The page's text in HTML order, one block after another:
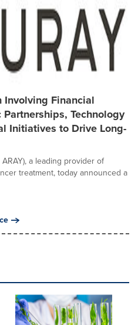
Involving Financial
Technology
Initiatives to Drive Long-
a leading provider of
treatment, today announced a